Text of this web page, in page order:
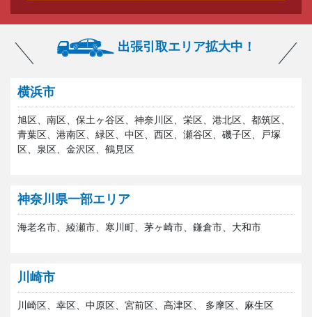
出張引取エリア拡大中！
横浜市
旭区、南区、保土ヶ谷区、神奈川区、栄区、港北区、都筑区、
青葉区、港南区、緑区、中区、西区、瀬谷区、磯子区、戸塚
区、泉区、金沢区、鶴見区
神奈川県一部エリア
海老名市、綾瀬市、寒川町、茅ヶ崎市、鎌倉市、大和市
川崎市
川崎区、幸区、中原区、宮前区、高津区、 多摩区、麻生区